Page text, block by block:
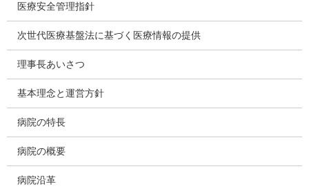
医療安全管理指針
次世代医療基盤法に基づく医療情報の提供
理事長あいさつ
基本理念と運営方針
病院の特長
病院の概要
病院沿革